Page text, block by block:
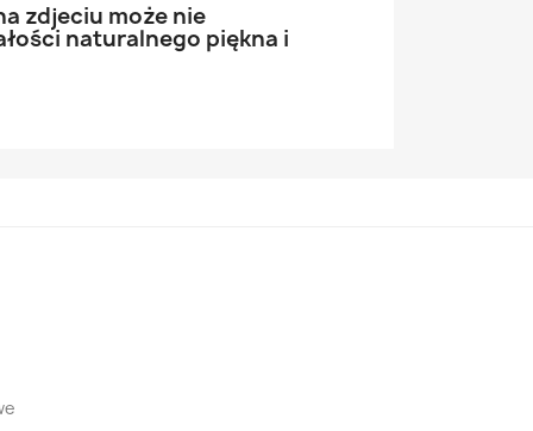
zdjeciu może nie
naturalnego piękna i